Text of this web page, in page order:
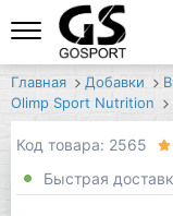
Главная Добавки
Olimp Sport Nutrition
Код товара: 2565
Быстрая